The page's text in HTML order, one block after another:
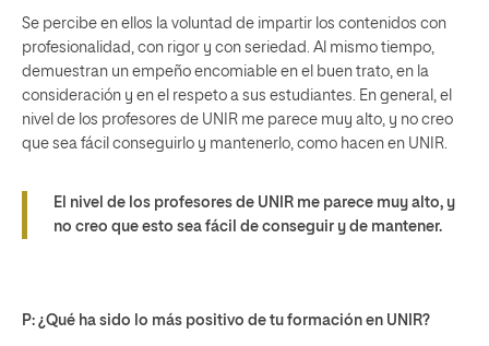
Se percibe en ellos la voluntad de impartir los contenidos con
profesionalidad, con rigor y con seriedad. Al mismo tiempo,
demuestran un empeño encomiable en el buen trato, en la
consideración y en el respeto a sus estudiantes. En general, el
nivel de los profesores de UNIR me parece muy alto, y no creo
que sea fácil conseguirlo y mantenerlo, como hacen en UNIR.
El nivel de los profesores de UNIR me parece muy alto, y
no creo que esto sea fácil de conseguir y de mantener.
P: ¿Qué ha sido lo más positivo de tu formación en UNIR?